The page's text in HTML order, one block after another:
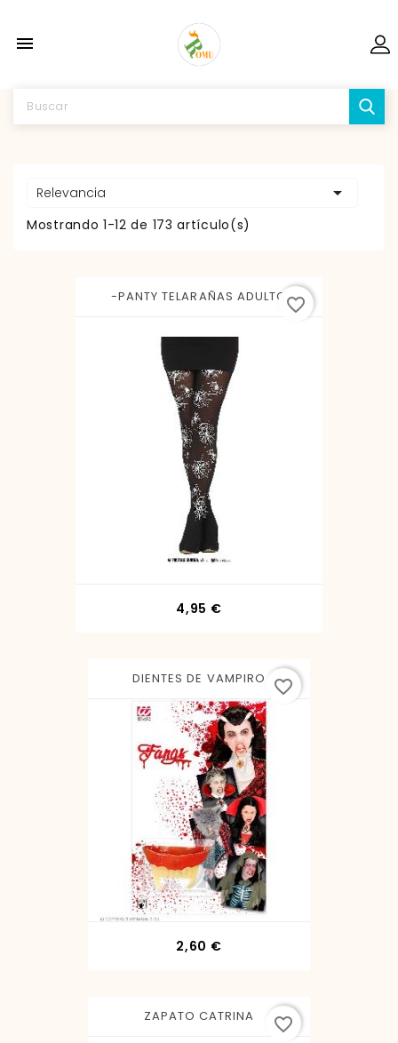

Relevancia 
Mostrando 1-12 de 173 artículo(s)
-PANTY TELARAÑAS ADULTO
4,95 €
favorite_border
DIENTES DE VAMPIRO
2,60 €
favorite_border
ZAPATO CATRINA favorite_border